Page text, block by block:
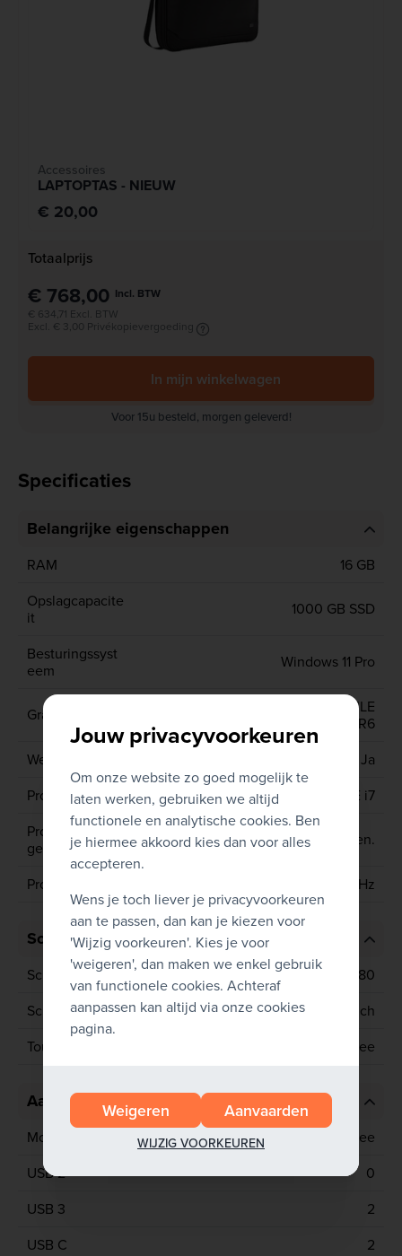
Accessoires
LAPTOPTAS - NIEUW
€ 20,00
Totaalprijs
€ 768,00 Incl. BTW
€ 634,71 Excl. BTW
Excl. € 3,00 Privékopievergoeding
In mijn winkelwagen
Voor 15u besteld, morgen geleverd!
Specificaties
Belangrijke eigenschappen
RAM
16 GB
Opslagcapacite
it
1000 GB SSD
Besturingssyst
eem
Windows 11 Pro
Grafische kaart
NVIDIA QUADRO T1000 MOBILE
4GB GDDR6
Webcam
Ja
Processor type
CORE i7
Processor
generatie
10de gen.
Processor 10750H 2.6 GHz
Scherm
Schermresolutie
1920x1080
Schermgrootte
15.6 inch
Touchscreen
Nee
Aansluitingen
Mobiel netwerk
Nee
USB 2
0
USB 3
2
USB C
2
Jouw privacyvoorkeuren
Om onze website zo goed mogelijk te
laten werken, gebruiken we altijd
functionele en analytische cookies. Ben
je hiermee akkoord kies dan voor alles
accepteren.
Wens je toch liever je privacyvoorkeuren
aan te passen, dan kan je kiezen voor
'Wijzig voorkeuren'. Kies je voor
'weigeren', dan maken we enkel gebruik
van functionele cookies. Achteraf
aanpassen kan altijd via onze cookies
pagina.
Weigeren Aanvaarden
WIJZIG VOORKEUREN